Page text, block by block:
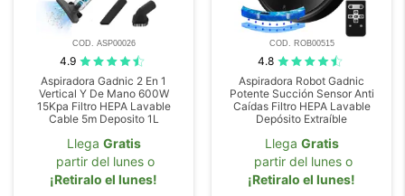
COD. ASP00026
4.9
Aspiradora Gadnic 2 En 1
Vertical Y De Mano 600W
15Kpa Filtro HEPA Lavable
Cable 5m Deposito 1L
Llega Gratis
partir del lunes o
¡Retiralo el lunes!
COD. ROB00515
4.8
Aspiradora Robot Gadnic
Potente Succión Sensor Anti
Caídas Filtro HEPA Lavable
Depósito Extraíble
Llega Gratis
partir del lunes o
¡Retiralo el lunes!